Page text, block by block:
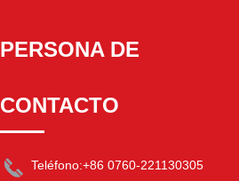
PERSONA DE
CONTACTO
Teléfono:+86 0760-221130305